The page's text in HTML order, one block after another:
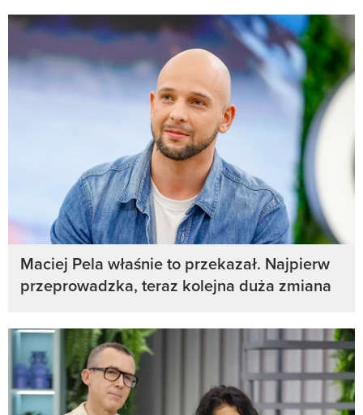
Maciej Pela właśnie to przekazał. Najpierw
przeprowadzka, teraz kolejna duża zmiana